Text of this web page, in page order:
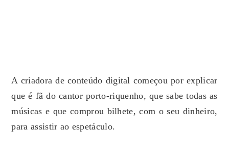
A criadora de conteúdo digital começou por explicar
que é fã do cantor porto-riquenho, que sabe todas as
músicas e que comprou bilhete, com o seu dinheiro,
para assistir ao espetáculo.